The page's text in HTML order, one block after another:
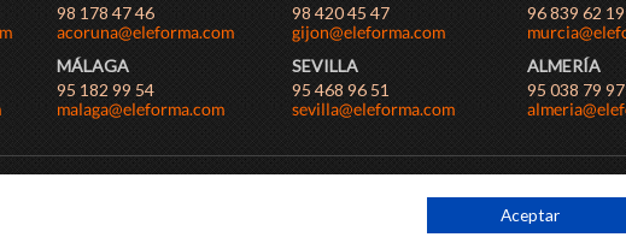
Aceptar
98 178 47 46
MÁLAGA
95 182 99 54
98 420 45 47
SEVILLA
95 468 96 51
96 839 62 19
ALMERÍA
95 038 79 97